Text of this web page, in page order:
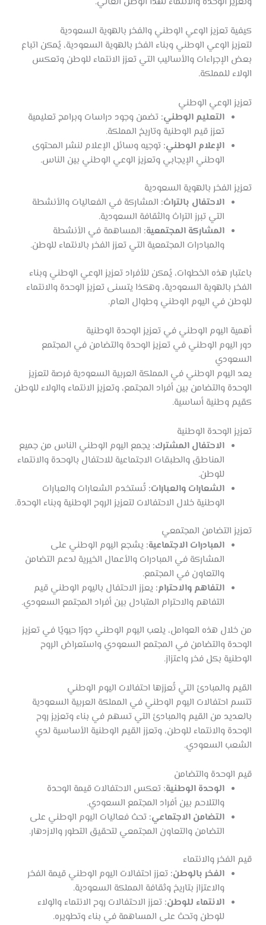
كيفية تعزيز الوعي الوطني والفخر بالهوية السعودية
لتعزيز الوعي الوطني وبناء الفخر بالهوية السعودية، يُمكن اتباع
بعض الإجراءات والأساليب التي تعزز الانتماء للوطن وتعكس
الولاء للمملكة.
تعزيز الوعي الوطني
التعليم الوطني: تضمن وجود دراسات وبرامج تعليمية
تعزز قيم الوطنية وتاريخ المملكة.
الإعلام الوطني: توجيه وسائل الإعلام لنشر المحتوى
الوطني الإيجابي وتعزيز الوعي الوطني بين الناس.
تعزيز الفخر بالهوية السعودية
الاحتفال بالتراث: المشاركة في الفعاليات والأنشطة
التي تبرز التراث والثقافة السعودية.
المشاركة المجتمعية: المساهمة في الأنشطة
والمبادرات المجتمعية التي تعزز الفخر بالانتماء للوطن.
باعتبار هذه الخطوات، يُمكن للأفراد تعزيز الوعي الوطني وبناء
الفخر بالهوية السعودية، وهكذا يتسنى تعزيز الوحدة والانتماء
للوطن في اليوم الوطني وطوال العام.
أهمية اليوم الوطني في تعزيز الوحدة الوطنية
دور اليوم الوطني في تعزيز الوحدة والتضامن في المجتمع
السعودي
يعد اليوم الوطني في المملكة العربية السعودية فرصة لتعزيز
الوحدة والتضامن بين أفراد المجتمع، وتعزيز الانتماء والولاء للوطن
كقيم وطنية أساسية.
تعزيز الوحدة الوطنية
الاحتفال المشترك: يجمع اليوم الوطني الناس من جميع
المناطق والطبقات الاجتماعية للاحتفال بالوحدة والانتماء
للوطن.
الشعارات والعبارات: تُستخدم الشعارات والعبارات
الوطنية خلال الاحتفالات لتعزيز الروح الوطنية وبناء الوحدة.
تعزيز التضامن المجتمعي
المبادرات الاجتماعية: يشجع اليوم الوطني على
المشاركة في المبادرات والأعمال الخيرية لدعم التضامن
والتعاون في المجتمع.
التفاهم والاحترام: يعزز الاحتفال باليوم الوطني قيم
التفاهم والاحترام المتبادل بين أفراد المجتمع السعودي.
من خلال هذه العوامل، يلعب اليوم الوطني دورًا حيويًا في تعزيز
الوحدة والتضامن في المجتمع السعودي واستعراض الروح
الوطنية بكل فخر واعتزاز.
القيم والمبادئ التي تُعززها احتفالات اليوم الوطني
تتسم احتفالات اليوم الوطني في المملكة العربية السعودية
بالعديد من القيم والمبادئ التي تسهم في بناء وتعزيز روح
الوحدة والانتماء للوطن، وتعزز القيم الوطنية الأساسية لدي
الشعب السعودي.
قيم الوحدة والتضامن
الوحدة الوطنية: تعكس الاحتفالات قيمة الوحدة
والتلاحم بين أفراد المجتمع السعودي.
التضامن الاجتماعي: تحث فعاليات اليوم الوطني على
التضامن والتعاون المجتمعي لتحقيق التطور والازدهار.
قيم الفخر والانتماء
الفخر بالوطن: تعزز احتفالات اليوم الوطني قيمة الفخر
والاعتزاز بتاريخ وثقافة المملكة السعودية.
الانتماء للوطن: تعزز الاحتفالات روح الانتماء والولاء
للوطن وتحث على المساهمة في بناء وتطويره.